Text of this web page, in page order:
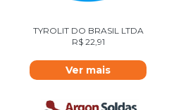
TYROLIT DO BRASIL LTDA
R$22,91
Ver mais